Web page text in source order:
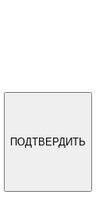
ПОДТВЕРДИТЬ